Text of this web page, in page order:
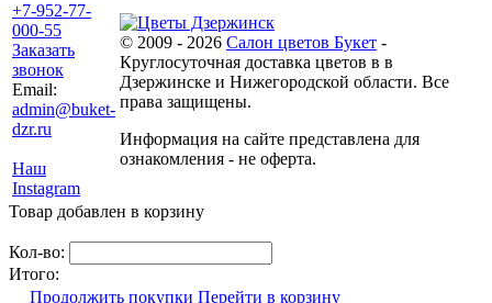
+7-952-77-
000-55
Заказать
звонок
Email:
admin@buket-
dzr.ru
Наш
Instagram
© 2009 - 2026 Салон цветов Букет -
Круглосуточная доставка цветов в в
Дзержинске и Нижегородской области. Все
права защищены.
Информация на сайте представлена для
ознакомления - не оферта.
Товар добавлен в корзину
Кол-во:
Итого:
Продолжить покупки Перейти в корзину